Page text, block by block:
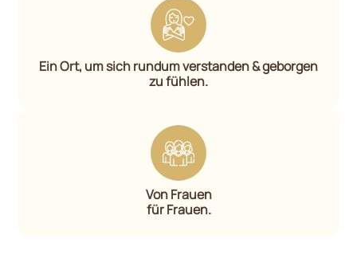
Ein Ort, um sich rundum verstanden & geborgen
zu fühlen.
Von Frauen
für Frauen.